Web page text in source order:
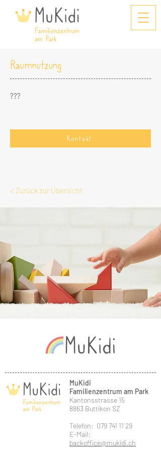
Raumnutzung
???
Kontakt
< Zurück zur Übersicht
MuKidi
Familienzentrum am Park
Kantonsstrasse 15
8863 Buttikon SZ
Telefon: 079 741 11 29
E-Mail:
backoffice@mukidi.ch